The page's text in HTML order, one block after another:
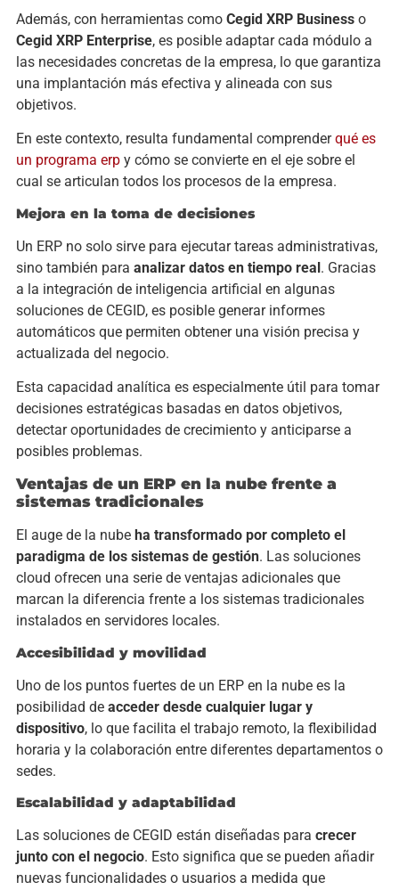
Además, con herramientas como Cegid XRP Businesso
Cegid XRP Enterprise, es posible adaptar cada módulo a
las necesidades concretas de la empresa, lo que garantiza
una implantación más efectiva y alineada con sus
objetivos.
En este contexto, resulta fundamental comprenderqué es
un programa erpy cómo se convierte en el eje sobre el
cual se articulan todos los procesos de la empresa.
Mejora en la toma de decisiones
Un ERP no solo sirve para ejecutar tareas administrativas,
sino también para analizar datos en tiempo real. Gracias
a la integración de inteligencia artificial en algunas
soluciones de CEGID, es posible generar informes
automáticos que permiten obtener una visión precisa y
actualizada del negocio.
Esta capacidad analítica es especialmente útil para tomar
decisiones estratégicas basadas en datos objetivos,
detectar oportunidades de crecimiento y anticiparse a
posibles problemas.
Ventajas de un ERP en la nube frente a
sistemas tradicionales
El auge de la nube ha transformado por completo el
paradigma de los sistemas de gestión. Las soluciones
cloud ofrecen una serie de ventajas adicionales que
marcan la diferencia frente a los sistemas tradicionales
instalados en servidores locales.
Accesibilidad y movilidad
Uno de los puntos fuertes de un ERP en la nube es la
posibilidad de acceder desde cualquier lugar y
dispositivo, lo que facilita el trabajo remoto, la flexibilidad
horaria y la colaboración entre diferentes departamentos o
sedes.
Escalabilidad y adaptabilidad
Las soluciones de CEGID están diseñadas para crecer
junto con el negocio. Esto significa que se pueden añadir
nuevas funcionalidades o usuarios a medida que